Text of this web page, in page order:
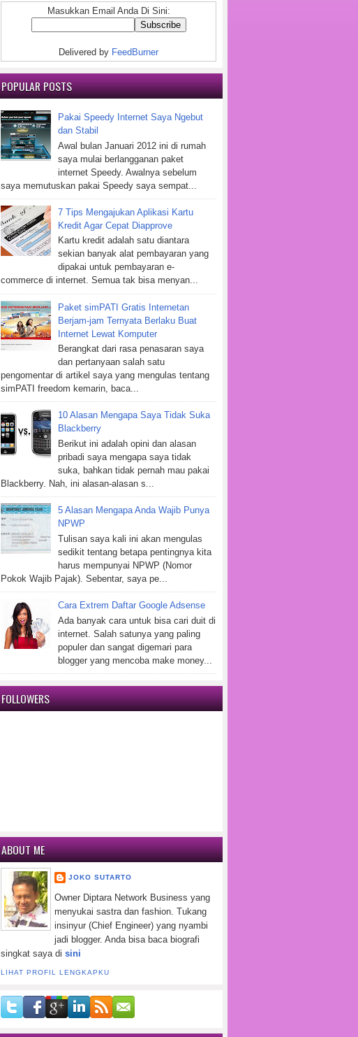
Masukkan Email Anda Di Sini:
Delivered by FeedBurner
POPULAR POSTS
Pakai Speedy Internet Saya Ngebut
dan Stabil
Awal bulan Januari 2012 ini di rumah
saya mulai berlangganan paket
internet Speedy. Awalnya sebelum
saya memutuskan pakai Speedy saya sempat...
7 Tips Mengajukan Aplikasi Kartu
Kredit Agar Cepat Diapprove
Kartu kredit adalah satu diantara
sekian banyak alat pembayaran yang
dipakai untuk pembayaran e-
commerce di internet. Semua tak bisa menyan...
Paket simPATI Gratis Internetan
Berjam-jam Ternyata Berlaku Buat
Internet Lewat Komputer
Berangkat dari rasa penasaran saya
dan pertanyaan salah satu
pengomentar di artikel saya yang mengulas tentang
simPATI freedom kemarin, baca...
10 Alasan Mengapa Saya Tidak Suka
Blackberry
Berikut ini adalah opini dan alasan
pribadi saya mengapa saya tidak
suka, bahkan tidak pernah mau pakai
Blackberry. Nah, ini alasan-alasan s...
5 Alasan Mengapa Anda Wajib Punya
NPWP
Tulisan saya kali ini akan mengulas
sedikit tentang betapa pentingnya kita
harus mempunyai NPWP (Nomor
Pokok Wajib Pajak). Sebentar, saya pe...
Cara Extrem Daftar Google Adsense
Ada banyak cara untuk bisa cari duit di
internet. Salah satunya yang paling
populer dan sangat digemari para
blogger yang mencoba make money...
FOLLOWERS
ABOUT ME
JOKO SUTARTO
Owner Diptara Network Business yang
menyukai sastra dan fashion. Tukang
insinyur (Chief Engineer) yang nyambi
jadi blogger. Anda bisa baca biografi
singkat saya di sini
LIHAT PROFIL LENGKAPKU